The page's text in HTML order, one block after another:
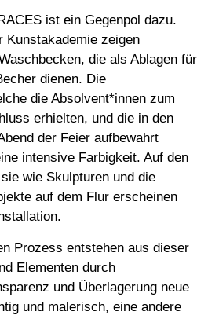
ist ein Gegenpol dazu.
Kunstakademie zeigen
die als Ablagen für
dienen. Die
die Absolvent*innen zum
erhielten, und die in den
der Feier aufbewahrt
intensive Farbigkeit. Auf den
wie Skulpturen und die
auf dem Flur erscheinen
Prozess entstehen aus dieser
Elementen durch
und Überlagerung neue
und malerisch, eine andere